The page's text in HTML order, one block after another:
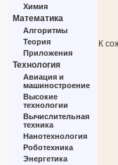
Химия
Математика
Алгоритмы
Теория
Приложения
Технология
Авиация и
машиностроение
Высокие
технологии
Вычислительная
техника
Нанотехнология
Роботехника
Энергетика
К